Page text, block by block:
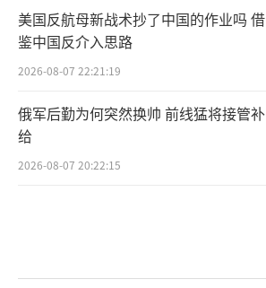
美国反航母新战术抄了中国的作业吗 借
鉴中国反介入思路
2026-08-07 22:21:19
俄军后勤为何突然换帅 前线猛将接管补
给
2026-08-07 20:22:15